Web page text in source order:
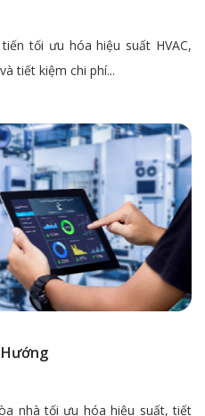
tối ưu hóa hiệu suất HVAC,
tiết kiệm chi phí...
nhà tối ưu hóa hiệu suất, tiết